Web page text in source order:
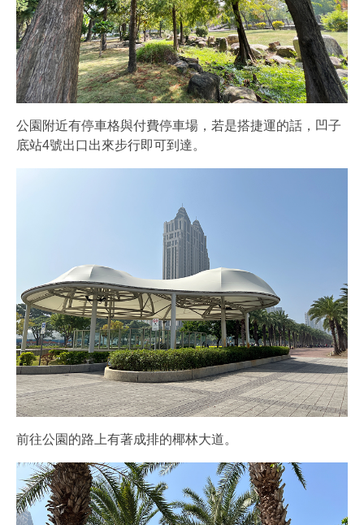
公園附近有停車格與付費停車場，若是搭捷運的話，凹子
底站4號出口出來步行即可到達。
前往公園的路上有著成排的椰林大道。